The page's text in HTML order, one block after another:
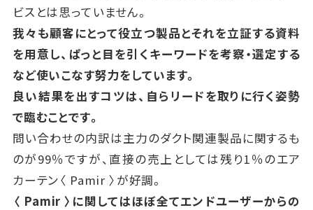
ビスとは思っていません。
我々も顧客にとって役立つ製品とそれを立証する資料
を用意し、 ぱっと目を引くキーワードを考察・選定する
など使いこなす努力をしています。
良い結果を出すコツは、自らリードを取りに行く姿勢
で臨むことです。
問い合わせの内訳は主力のダクト関連製品に関するも
のが99％ですが、 直接の売上としては残り1％のエア
カーテン〈 Pamir 〉が好調。
〈 Pamir〉に関してはほぼ全てエンドユーザーからの